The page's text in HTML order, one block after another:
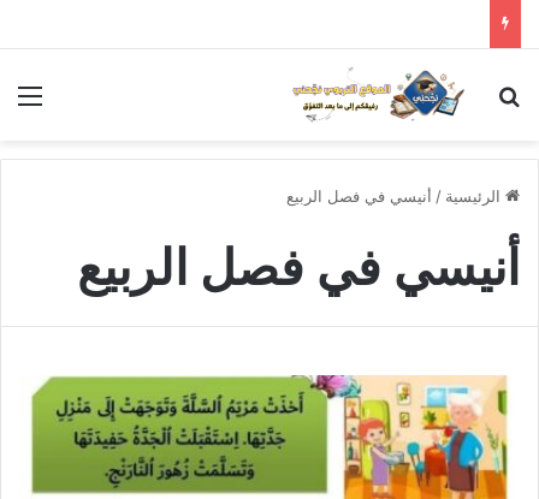
بحث عن
الرئيسية / أنيسي في فصل الربيع
أنيسي في فصل الربيع